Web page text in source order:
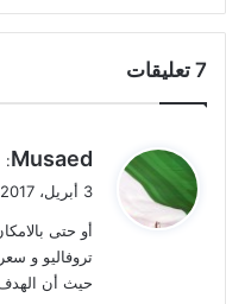
‫7 تعليقات
ي
ل
Musaed
:
3 أبريل، 2017 الساعة 6:20 ص
أو حتى
تروفاليو و
حيث أن